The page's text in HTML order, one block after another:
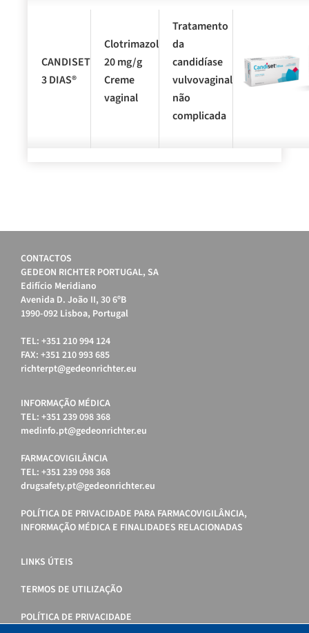
FARMACÊUTICA E
APRESENTAÇÃO
CANDISET
3 DIAS®
Clotrimazol
20 mg/g
Creme
vaginal
Tratamento
da
candidíase
vulvovaginal
não
complicada
CONTACTOS
GEDEON RICHTER PORTUGAL, SA
Edifício Meridiano
Avenida D. João II, 30 6ºB
1990-092 Lisboa, Portugal
TEL: +351 210 994 124
FAX: +351 210 993 685
richterpt@gedeonrichter.eu
INFORMAÇÃO MÉDICA
TEL: +351 239 098 368
medinfo.pt@gedeonrichter.eu
FARMACOVIGILÂNCIA
TEL: +351 239 098 368
drugsafety.pt@gedeonrichter.eu
POLÍTICA DE PRIVACIDADE PARA FARMACOVIGILÂNCIA,
INFORMAÇÃO MÉDICA E FINALIDADES RELACIONADAS
LINKS ÚTEIS
TERMOS DE UTILIZAÇÃO
POLÍTICA DE PRIVACIDADE